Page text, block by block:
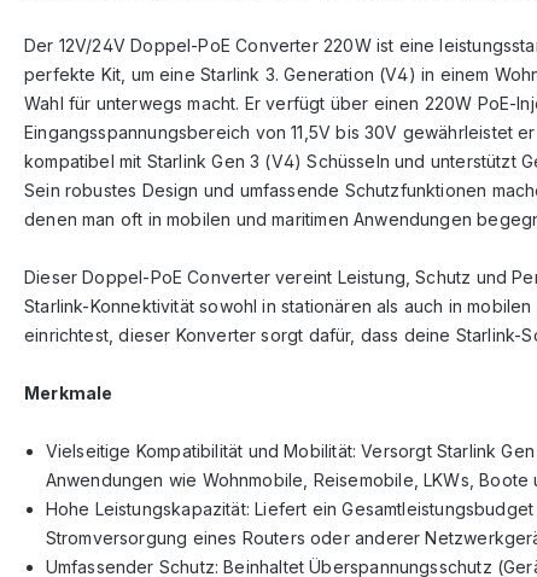
Der 12V/24V Doppel-PoE Converter 220W ist eine
perfekte Kit, um eine Starlink 3. Generation (V4) in einem
Wahl für unterwegs macht. Er verfügt über einen 220W PoE-
Eingangsspannungsbereich von 11,5V bis 30V gewährleistet
kompatibel mit Starlink Gen 3 (V4) Schüsseln und unterstützt
Sein robustes Design und umfassende Schutzfunktionen
denen man oft in mobilen und maritimen Anwendungen
Dieser Doppel-PoE Converter vereint Leistung, Schutz und
Starlink-Konnektivität sowohl in stationären als auch in
einrichtest, dieser Konverter sorgt dafür, dass deine Starlink-
Merkmale
Vielseitige Kompatibilität und Mobilität: Versorgt Starlink
Anwendungen wie Wohnmobile, Reisemobile, LKWs, Boote
Hohe Leistungskapazität: Liefert ein
Stromversorgung eines Routers oder anderer
Umfassender Schutz: Beinhaltet Überspannungsschutz